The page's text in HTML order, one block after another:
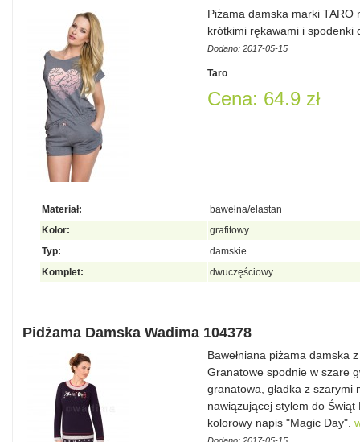
Piżama damska marki
krótkimi rękawami i spodenki
Dodano: 2017-05-15
Taro
Cena: 64.9 zł
Materiał:
bawełna/elastan
Kolor:
grafitowy
Typ:
damskie
Komplet:
dwuczęściowy
Pidżama Damska Wadima 104378
Bawełniana piżama damska
Granatowe spodnie w szare
granatowa, gładka z szarymi
nawiązującej stylem do
kolorowy napis "Magic Day".